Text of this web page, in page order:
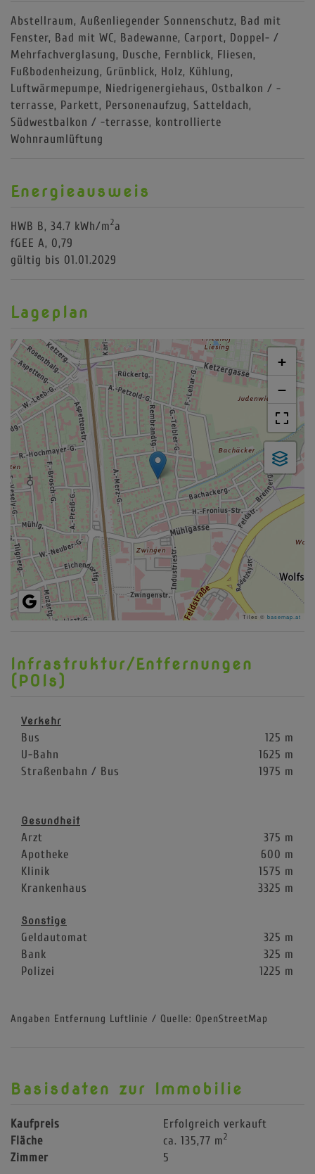
Abstellraum Außenliegender Sonnenschutz Bad mit
Fenster Bad mit WC Badewanne Carport
Doppel- /
Mehrfachverglasung
Dusche Fernblick Fliesen
Fußbodenheizung
Grünblick Holz Kühlung
Luftwärmepumpe Niedrigenergiehaus
Ostbalkon / -
terrasse Parkett Personenaufzug Satteldach
Südwestbalkon / -terrasse kontrollierte
Wohnraumlüftung
Energieausweis
HWB B, 34.7 kWh/m2a
fGEE A, 0,79
gültig bis 01.01.2029
Lageplan
+
−
Tiles © basemap.at
Infrastruktur/Entfernungen
(POIs)
Verkehr
Bus
125 m
U-Bahn
1625 m
Straßenbahn / Bus
1975 m
Gesundheit
Arzt
375 m
Apotheke
600 m
Klinik
1575 m
Krankenhaus
3325 m
Sonstige
Geldautomat
325 m
Bank
325 m
Polizei
1225 m
Angaben Entfernung Luftlinie / Quelle: OpenStreetMap
Basisdaten zur Immobilie
Kaufpreis
Erfolgreich verkauft
Fläche
ca. 135,77 m2
Zimmer 5